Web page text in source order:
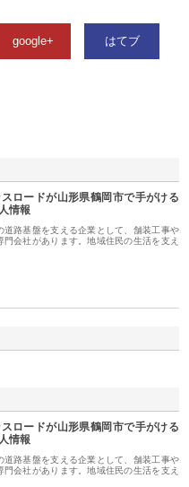
google+ はてブ
ロードが山形県鶴岡市で手がける
情報
道路基盤を支える企業として、舗装工事や
門会社があります。地域住民の生活を支え
ロードが山形県鶴岡市で手がける
情報
道路基盤を支える企業として、舗装工事や
門会社があります。地域住民の生活を支え